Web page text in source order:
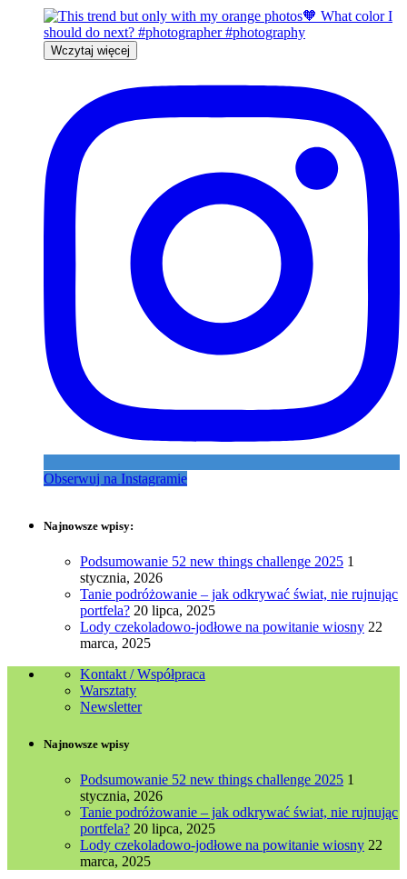
Wczytaj więcej
Obserwuj na Instagramie
Najnowsze wpisy:
Podsumowanie 52 new things challenge 2025 1
stycznia, 2026
Tanie podróżowanie – jak odkrywać świat, nie rujnując
portfela? 20 lipca, 2025
Lody czekoladowo-jodłowe na powitanie wiosny 22
marca, 2025
Kontakt / Współpraca
Warsztaty
Newsletter
Najnowsze wpisy
Podsumowanie 52 new things challenge 2025 1
stycznia, 2026
Tanie podróżowanie – jak odkrywać świat, nie rujnując
portfela? 20 lipca, 2025
Lody czekoladowo-jodłowe na powitanie wiosny 22
marca, 2025